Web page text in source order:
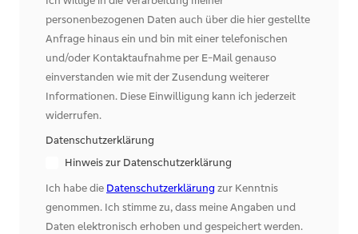
personenbezogenen Daten auch über die hier gestellte
Anfrage hinaus ein und bin mit einer telefonischen
und/oder Kontaktaufnahme per E-Mail genauso
einverstanden wie mit der Zusendung weiterer
Informationen. Diese Einwilligung kann ich jederzeit
widerrufen.
Datenschutzerklärung
Hinweis zur Datenschutzerklärung
Ich habe die Datenschutzerklärungzur Kenntnis
genommen. Ich stimme zu, dass meine Angaben und
Daten elektronisch erhoben und gespeichert werden.